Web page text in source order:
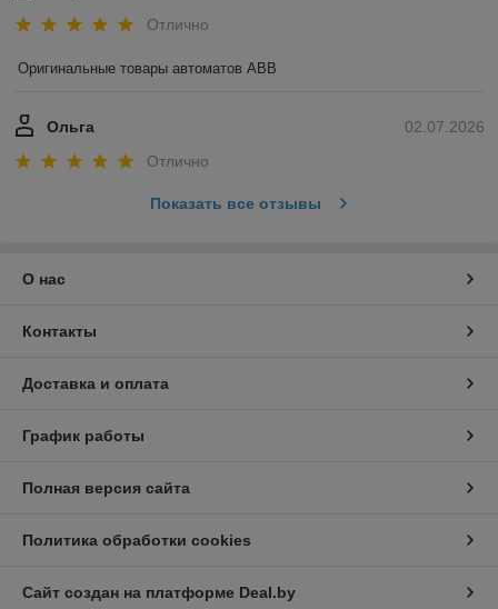
Отлично
Оригинальные товары автоматов ABB
02.07.2026
Ольга
Отлично
Показать все отзывы
О нас
Контакты
Доставка и оплата
График работы
Полная версия сайта
Политика обработки cookies
Сайт создан на платформе Deal.by